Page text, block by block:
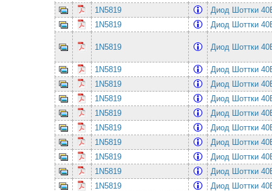
1N5819
Диод Шоттки
1N5819
Диод Шоттки
1N5819 Диод Шоттки
1N5819
Диод Шоттки
1N5819
Диод Шоттки
1N5819
Диод Шоттки
1N5819
Диод Шоттки
1N5819
Диод Шоттки
1N5819
Диод Шоттки
1N5819
Диод Шоттки
1N5819
Диод Шоттки
1N5819
Диод Шоттки